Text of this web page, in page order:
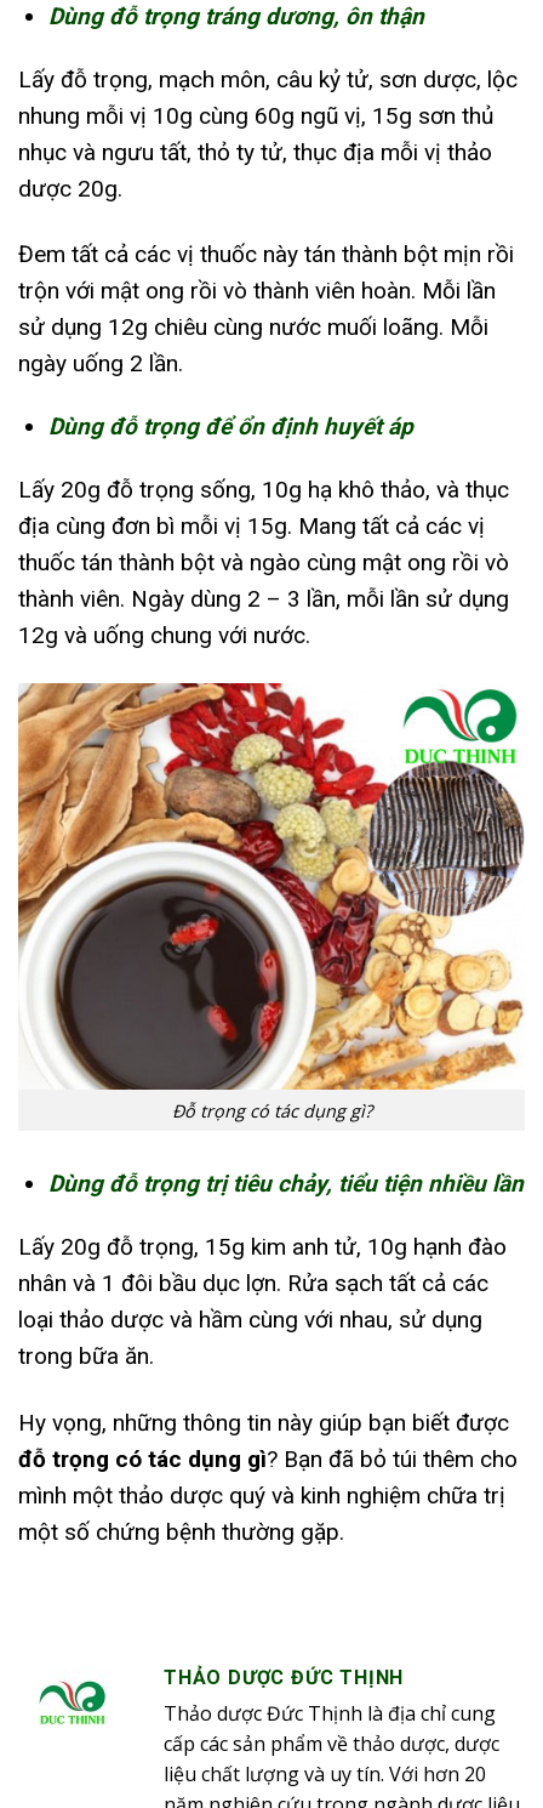
Dùng đỗ trọng tráng dương, ôn thận
Lấy đỗ trọng, mạch môn, câu kỷ tử, sơn dược, lộc
nhung mỗi vị 10g cùng 60g ngũ vị, 15g sơn thủ
nhục và ngưu tất, thỏ ty tử, thục địa mỗi vị thảo
dược 20g.
Đem tất cả các vị thuốc này tán thành bột mịn rồi
trộn với mật ong rồi vò thành viên hoàn. Mỗi lần
sử dụng 12g chiêu cùng nước muối loãng. Mỗi
ngày uống 2 lần.
Dùng đỗ trọng để ổn định huyết áp
Lấy 20g đỗ trọng sống, 10g hạ khô thảo, và thục
địa cùng đơn bì mỗi vị 15g. Mang tất cả các vị
thuốc tán thành bột và ngào cùng mật ong rồi vò
thành viên. Ngày dùng 2 – 3 lần, mỗi lần sử dụng
12g và uống chung với nước.
Đỗ trọng có tác dụng gì?
Dùng đỗ trọng trị tiêu chảy, tiểu tiện nhiều lần
Lấy 20g đỗ trọng, 15g kim anh tử, 10g hạnh đào
nhân và 1 đôi bầu dục lợn. Rửa sạch tất cả các
loại thảo dược và hầm cùng với nhau, sử dụng
trong bữa ăn.
Hy vọng, những thông tin này giúp bạn biết được
đỗ trọng có tác dụng gì? Bạn đã bỏ túi thêm cho
mình một thảo dược quý và kinh nghiệm chữa trị
một số chứng bệnh thường gặp.
THẢO DƯỢC ĐỨC THỊNH
Thảo dược Đức Thịnh là địa chỉ cung
cấp các sản phẩm về thảo dược, dược
liệu chất lượng và uy tín. Với hơn 20